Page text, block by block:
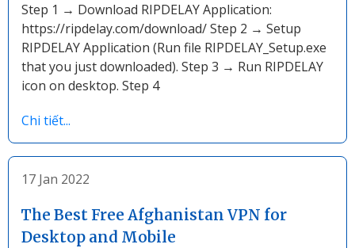
Step 1 → Download RIPDELAY Application:
https://ripdelay.com/download/ Step 2 → Setup
RIPDELAY Application (Run file RIPDELAY_Setup.exe
that you just downloaded). Step 3 → Run RIPDELAY
icon on desktop. Step 4
Chi tiết...
17 Jan 2022
The Best Free Afghanistan VPN for
Desktop and Mobile